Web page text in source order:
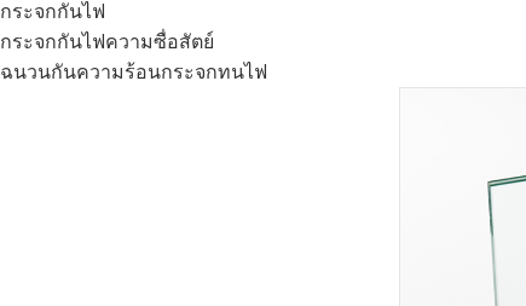
กระจกกันไฟ
กระจกกันไฟความซื่อสัตย์
ฉนวนกันความร้อนกระจกทนไฟ